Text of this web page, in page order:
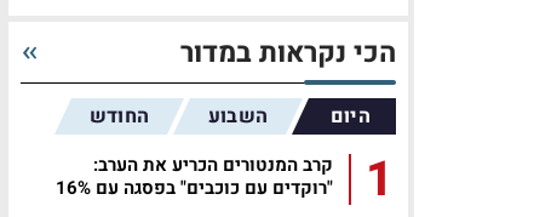
הכי נקראות במדור
היום השבוע החודש
1
קרב המנטורים הכריע את הערב:
"רוקדים עם כוכבים" בפסגה עם 16%